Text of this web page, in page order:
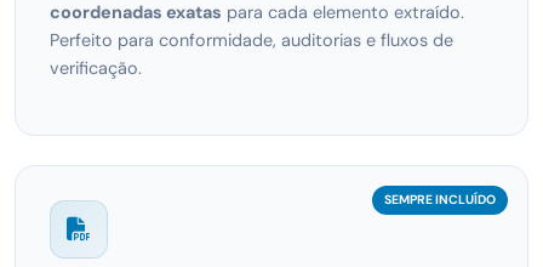
coordenadas exatas para cada elemento extraído.
Perfeito para conformidade, auditorias e fluxos de
verificação.
SEMPRE INCLUÍDO